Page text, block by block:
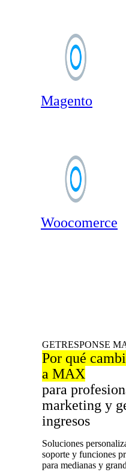
Magento
Woocomerce
GETRESPONSE
Por qué
a MAX
para
marketing y
ingresos
Soluciones
soporte y funciones
para medianas y